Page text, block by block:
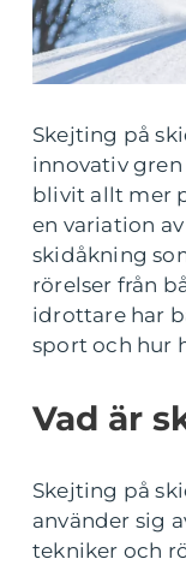
Skejting på
innovativ
blivit allt mer
en variation
skidåkning
rörelser från
idrottare har
sport och hur
Vad är
Skejting på
använder sig
tekniker och